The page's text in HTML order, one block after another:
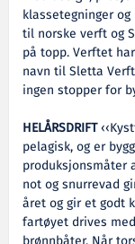
klassetegninger
til norske verft og
på topp. Verftet
navn til Sletta
ingen stopper for
HELÅRSDRIFT
pelagisk, og er
produksjonsmåter
not og snurrevad
året og gir et godt
fartøyet drives